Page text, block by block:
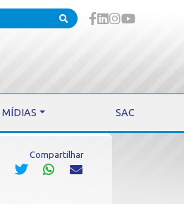
MÍDIAS SAC
Compartilhar